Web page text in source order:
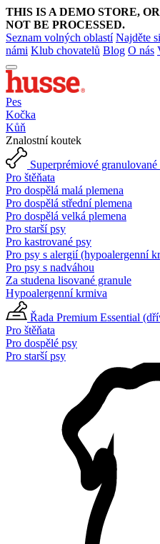
THIS IS A DEMO STORE,
NOT BE PROCESSED.
Seznam volných oblastí Najděte
námi Klub chovatelů Blog O nás
Pes
Kočka
Kůň
Znalostní koutek
Superprémiové
Pro štěňata
Pro dospělá malá plemena
Pro dospělá střední plemena
Pro dospělá velká plemena
Pro starší psy
Pro kastrované psy
Pro psy s alergií (hypoalergenní
Pro psy s nadváhou
Za studena lisované granule
Hypoalergenní krmiva
Řada Premium Essential
Pro štěňata
Pro dospělé psy
Pro starší psy